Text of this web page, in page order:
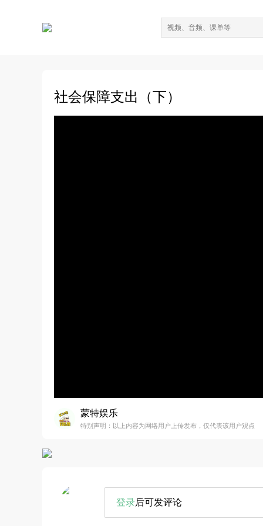
社会保障支出（下）
蒙特娱乐
特别声明：以上内容为网络用户上传发布，仅代表该用户观点
登录后可发评论